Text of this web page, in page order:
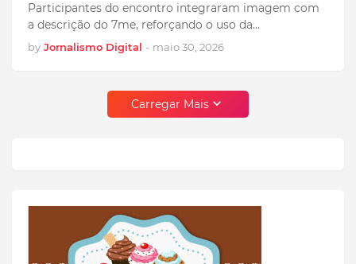
Participantes do encontro integraram imagem com
a descrição do 7me, reforçando o uso da…
by Jornalismo Digital - maio 30, 2026
Carregar Mais